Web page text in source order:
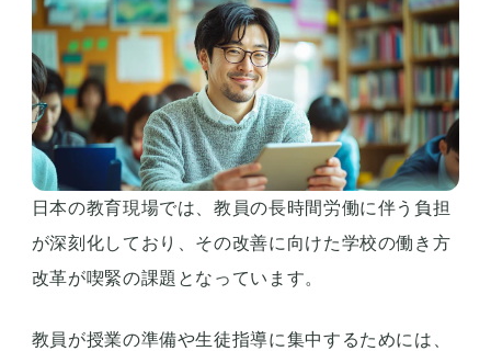
日本の教育現場では、教員の長時間労働に伴う負担
が深刻化しており、その改善に向けた学校の働き方
改革が喫緊の課題となっています。
教員が授業の準備や生徒指導に集中するためには、